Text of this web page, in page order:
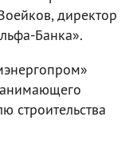
директор
Банка».
строительства